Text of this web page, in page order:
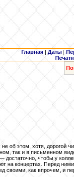
Главная | Даты |
об этом, хотя, дорогой
так и в письменном
чтобы у
на концертах. Перед
своими, как впрочем, и